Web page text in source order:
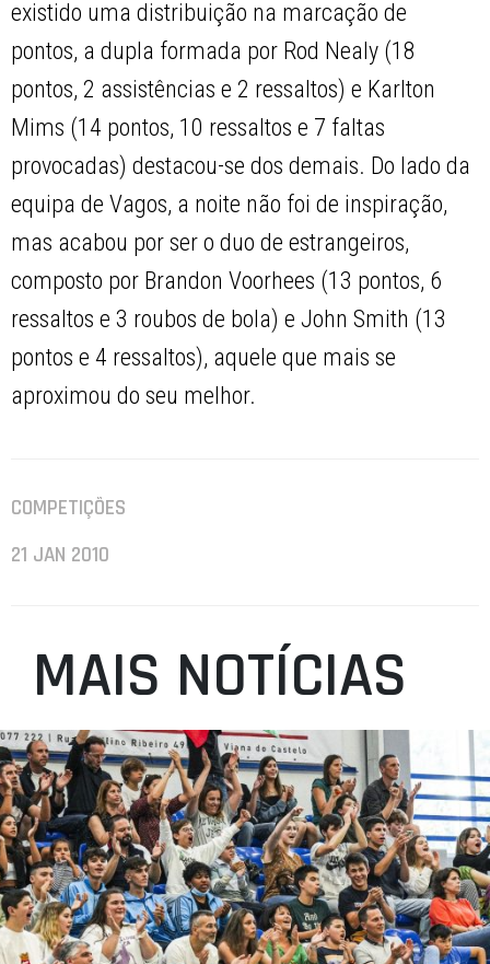
existido uma distribuição na marcação de
pontos, a dupla formada por Rod Nealy (18
pontos, 2 assistências e 2 ressaltos) e Karlton
Mims (14 pontos, 10 ressaltos e 7 faltas
provocadas) destacou-se dos demais. Do lado da
equipa de Vagos, a noite não foi de inspiração,
mas acabou por ser o duo de estrangeiros,
composto por Brandon Voorhees (13 pontos, 6
ressaltos e 3 roubos de bola) e John Smith (13
pontos e 4 ressaltos), aquele que mais se
aproximou do seu melhor.
COMPETIÇÕES
21 JAN 2010
MAIS NOTÍCIAS